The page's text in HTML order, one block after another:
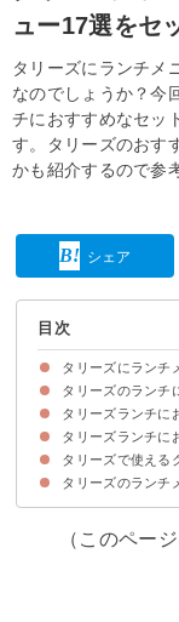
ュー17選をセ
タリーズにランチメ
なのでしょうか？今
チにおすすめなセッ
す。タリーズのおす
かも紹介するので参
シェア
目次
タリーズにランチ
タリーズコーヒ
タリーズでのラ
タリーズのランチ
タリーズの「セ
ュー
タリーズのセッ
タリーズランチに
①釜揚げしらす
（1100円～）
②粗びきビーフ
③ピッツァ クワ
④大豆ミートの
⑤ビーフストロ
⑥兵庫県産 朝摘
⑦野菜仕立ての
⑧フレッシュト
タリーズランチに
おすすめ①ゴー
おすすめ②ベー
おすすめ③ボー
おすすめ④高野
おすすめ⑤クロ
おすすめ⑥三元
おすすめ⑦セレ
おすすめ⑧ボー
おすすめ⑨チー
タリーズで使える
タリーズランチ
タリーズランチ
タリーズのランチ
（このペー